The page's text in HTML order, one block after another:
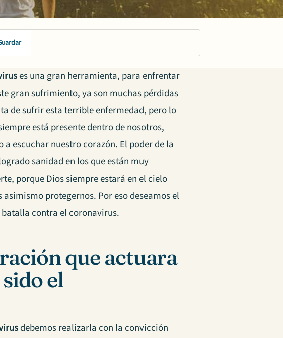
es una gran herramienta, para enfrentar
gran sufrimiento, ya son muchas pérdidas
de sufrir esta terrible enfermedad, pero lo
está presente dentro de nosotros,
escuchar nuestro corazón. El poder de la
sanidad en los que están muy
porque Dios siempre estará en el cielo
protegernos. Por eso deseamos el
contra el coronavirus.
que actuara
el
debemos realizarla con la convicción